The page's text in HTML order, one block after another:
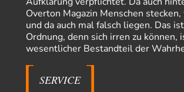
Vielen Dank, hatte ich nicht auf dem Schirm, weil ich
lese. Beweist…
Schattenland
vor 19 Stunden zu:
Unkabarettistische Anstalten
Dem schließe ich mich 100 pro an - das deutsche
tot (Lisa…
vor 20 Stunden zu:
Overton Magazin Menschen
und da auch mal falsch liegen. Das
Ordnung, denn sich irren zu können,
wesentlicher Bestandteil der
SERVICE